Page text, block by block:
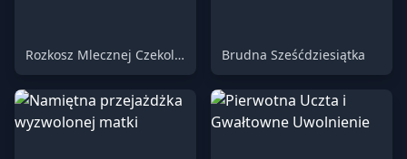
Rozkosz Mlecznej Czekolady (Oferta Limitowana) 60 Brudna Sześćdziesiątka